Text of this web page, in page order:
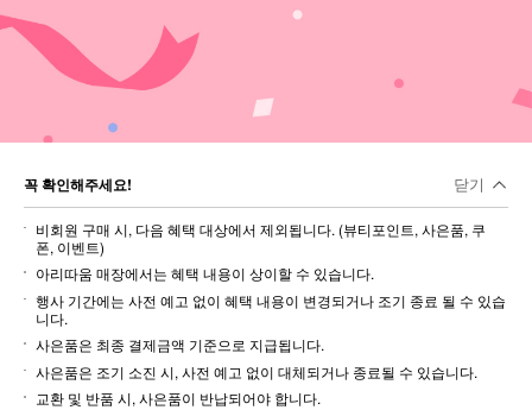
꼭 확인해주세요!
비회원 구매 시, 다음 혜택 대상에서 제외됩니다. (뷰티포인트, 사은품, 쿠
폰, 이벤트)
아리따움 매장에서는 혜택 내용이 상이할 수 있습니다.
행사 기간에는 사전 예고 없이 혜택 내용이 변경되거나 조기 종료 될 수 있습
니다.
사은품은 최종 결제금액 기준으로 지급됩니다.
사은품은 조기 소진 시, 사전 예고 없이 대체되거나 종료될 수 있습니다.
교환 및 반품 시, 사은품이 반납되어야 합니다.
닫기